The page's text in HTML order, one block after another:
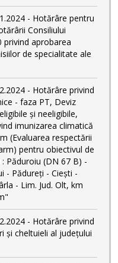
- Hotărâre pentru
Consiliului
privind aprobarea
de specialitate ale
- Hotărâre privind
- faza PT, Deviz
și neeligibile,
imunizarea climatică
(Evaluarea respectării
pentru obiectivul de
Păduroiu (DN 67 B) -
- Pădureţi - Ciești -
- Lim. Jud. Olt, km
- Hotărâre privind
și cheltuieli al județului